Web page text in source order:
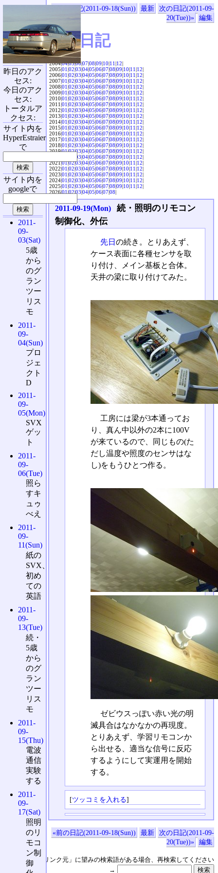
«前の日記(2011-09-18(Sun)) 最新
次の日記(2011-09-
20(Tue))»
編集
SVX日記
2004|04|05|06|07|08|09|10|11|12|
2005|01|02|03|04|05|06|07|08|09|10|11|12|
2006|01|02|03|04|05|06|07|08|09|10|11|12|
2007|01|02|03|04|05|06|07|08|09|10|11|12|
2008|01|02|03|04|05|06|07|08|09|10|11|12|
2009|01|02|03|04|05|06|07|08|09|10|11|12|
2010|01|02|03|04|05|06|07|08|09|10|11|12|
2011|01|02|03|04|05|06|07|08|09|10|11|12|
2012|01|02|03|04|05|06|07|08|09|10|11|12|
2013|01|02|03|04|05|06|07|08|09|10|11|12|
2014|01|02|03|04|05|06|07|08|09|10|11|12|
2015|01|02|03|04|05|06|07|08|09|10|11|12|
2016|01|02|03|04|05|06|07|08|09|10|11|12|
2017|01|02|03|04|05|06|07|08|09|10|11|12|
2018|01|02|03|04|05|06|07|08|09|10|11|12|
2019|01|02|03|04|05|06|07|08|09|10|11|12|
03|04|05|06|07|08|09|10|11|12|
2021|01|02|03|04|05|06|07|08|09|10|11|12|
2022|01|02|03|04|05|06|07|08|09|10|11|12|
2023|01|02|03|04|05|06|07|08|09|10|11|12|
2024|01|02|03|04|05|06|07|08|09|10|11|12|
2025|01|02|03|04|05|06|07|08|09|10|11|12|
2026|01|02|03|04|05|06|07|08|
2011-09-19(Mon)
続・照明のリモコン
制御化、外伝
先日 の続き。とりあえず、
ケース表面に各種センサを取
り付け、メイン基板と合体。
天井の梁に取り付けてみた。
工房には梁が3本通ってお
り、真ん中以外の2本に100V
が来ているので、同じもの(た
だし温度や照度のセンサはな
し)をもうひとつ作る。
ゼビウスっぽい赤い光の明
滅具合はなかなかの再現度。
とりあえず、学習リモコンか
ら出せる、適当な信号に反応
するようにして実運用を開始
する。
[ツッコミを入れる]
«前の日記(2011-09-18(Sun)) 最新
次の日記(2011-09-
20(Tue))»
編集
↑の「本日のリンク元」に望みの検索語がある場合、再検索してください
→
昨日のアク
セス:
今日のアク
セス:
トータルア
クセス:
サイト内を
HyperEstraier
で
サイト内を
googleで
2011-
09-
03(Sat)
5歳
から
のグ
ラン
ツー
リス
モ
2011-
09-
04(Sun)
プロ
ジェ
クト
D
2011-
09-
05(Mon)
SVX
ゲッ
ト
2011-
09-
06(Tue)
照ら
すキ
ュゥ
べえ
2011-
09-
11(Sun)
紙の
SVX、
初め
ての
英語
2011-
09-
13(Tue)
続・
5歳
から
のグ
ラン
ツー
リス
モ
2011-
09-
15(Thu)
電波
通信
実験
する
2011-
09-
17(Sat)
照明
のリ
モコ
ン制
御